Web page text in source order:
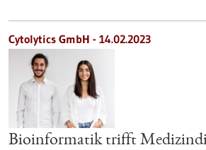
Cytolytics GmbH - 14.02.2023
Bioinformatik trifft